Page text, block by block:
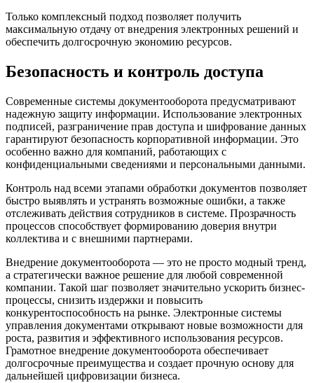
Только комплексный подход позволяет получить
максимальную отдачу от внедрения электронных решений и
обеспечить долгосрочную экономию ресурсов.
Безопасность и контроль доступа
Современные системы документооборота предусматривают
надежную защиту информации. Использование электронных
подписей, разграничение прав доступа и шифрование данных
гарантируют безопасность корпоративной информации. Это
особенно важно для компаний, работающих с
конфиденциальными сведениями и персональными данными.
Контроль над всеми этапами обработки документов позволяет
быстро выявлять и устранять возможные ошибки, а также
отслеживать действия сотрудников в системе. Прозрачность
процессов способствует формированию доверия внутри
коллектива и с внешними партнерами.
Внедрение документооборота — это не просто модный тренд,
а стратегически важное решение для любой современной
компании. Такой шаг позволяет значительно ускорить бизнес-
процессы, снизить издержки и повысить
конкурентоспособность на рынке. Электронные системы
управления документами открывают новые возможности для
роста, развития и эффективного использования ресурсов.
Грамотное внедрение документооборота обеспечивает
долгосрочные преимущества и создает прочную основу для
дальнейшей цифровизации бизнеса.